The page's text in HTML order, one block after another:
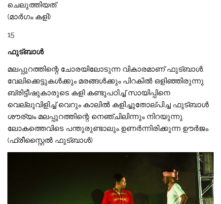
ചെലുത്തിയത്.
(മാർഗം കളി)
15
ഫുട്ബാൾ
മലപ്പുറത്തിന്റെ ചോരയിലോടുന്ന വികാരമാണ് ഫുട്ബാൾ.
വേലിക്കെട്ടുകൾക്കും മരങ്ങൾക്കും പിറകിൽ ഒളിഞ്ഞിരുന്നു
ബ്രിട്ടീഷുകാരുടെ കളി കണ്ടുപഠിച്ച് സായിപ്പിനെ
വെല്ലുവിളിച്ച് വെറും കാലിൽ കളിച്ചുതോല്പിച്ച ഫുട്ബാൾ
ശൗര്യം മലപ്പുറത്തിന്റെ നെഞ്ചിലിന്നും നിറയുന്നു.
ലോകത്തെവിടെ പന്തുരുണ്ടാലും ഉണർന്നിരിക്കുന്ന ഊർജം.
(ഫ്രീസ്റ്റൈൽ ഫുട്ബാൾ)